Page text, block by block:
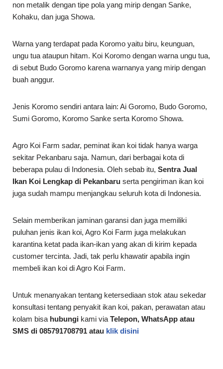
non metalik dengan tipe pola yang mirip dengan Sanke,
Kohaku, dan juga Showa.
Warna yang terdapat pada Koromo yaitu biru, keunguan,
ungu tua ataupun hitam. Koi Koromo dengan warna ungu tua,
di sebut Budo Goromo karena warnanya yang mirip dengan
buah anggur.
Jenis Koromo sendiri antara lain: Ai Goromo, Budo Goromo,
Sumi Goromo, Koromo Sanke serta Koromo Showa.
Agro Koi Farm sadar, peminat ikan koi tidak hanya warga
sekitar Pekanbaru saja. Namun, dari berbagai kota di
beberapa pulau di Indonesia. Oleh sebab itu, Sentra Jual
Ikan Koi Lengkap di Pekanbaru serta pengiriman ikan koi
juga sudah mampu menjangkau seluruh kota di Indonesia.
Selain memberikan jaminan garansi dan juga memiliki
puluhan jenis ikan koi, Agro Koi Farm juga melakukan
karantina ketat pada ikan-ikan yang akan di kirim kepada
customer tercinta. Jadi, tak perlu khawatir apabila ingin
membeli ikan koi di Agro Koi Farm.
Untuk menanyakan tentang ketersediaan stok atau sekedar
konsultasi tentang penyakit ikan koi, pakan, perawatan atau
kolam bisa hubungi kami viaTelepon, WhatsApp atau
SMS di 085791708791 atau klik disini